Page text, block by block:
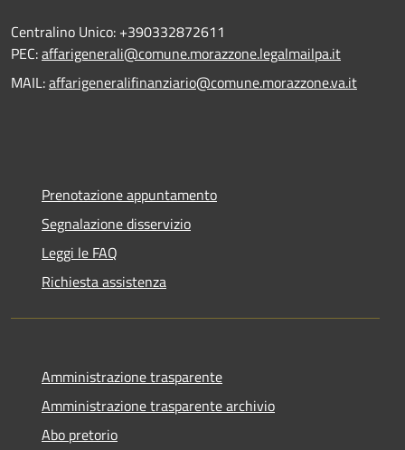
Centralino Unico: +390332872611
PEC:affarigenerali@comune.morazzone.legalmailpa.it
MAIL:affarigeneralifinanziario@comune.morazzone.va.it
Prenotazione appuntamento
Segnalazione disservizio
Leggi le FAQ
Richiesta assistenza
Amministrazione trasparente
Amministrazione trasparente archivio
Abo pretorio